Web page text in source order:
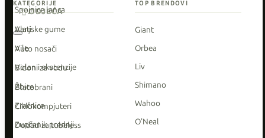
Spojnice lanca
Vanjske gume
Vile
Volan i ekstenzije
Žbice
Zračnice
Zupčanik prednji
KATEGORIJE
Alati
Auto nosači
Bidoni za vodu
Blatobrani
Ciklokompjuteri
Dodaci za tubeless
TOP BRENDOVI
Giant
Orbea
Liv
Shimano
Wahoo
O'Neal
ODJEĆA